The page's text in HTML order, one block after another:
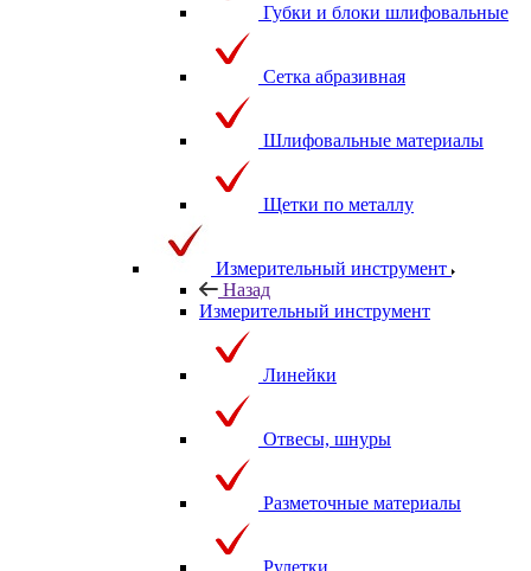
Губки и блоки шлифовальные
Сетка абразивная
Шлифовальные материалы
Щетки по металлу
Измерительный инструмент
Назад
Измерительный инструмент
Линейки
Отвесы, шнуры
Разметочные материалы
Рулетки